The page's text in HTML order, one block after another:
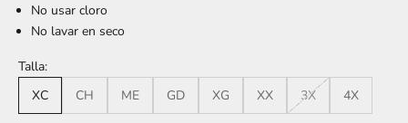
No usar cloro
No lavar en seco
Talla:
XC
CH ME GD XG XX 3X 4X